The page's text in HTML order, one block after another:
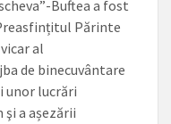
Buftea a fost
Părinte
al
de binecuvântare
unor lucrări
a așezării